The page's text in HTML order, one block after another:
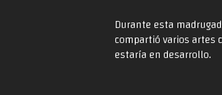
Durante esta
compartió varios artes
estaría en desarrollo.